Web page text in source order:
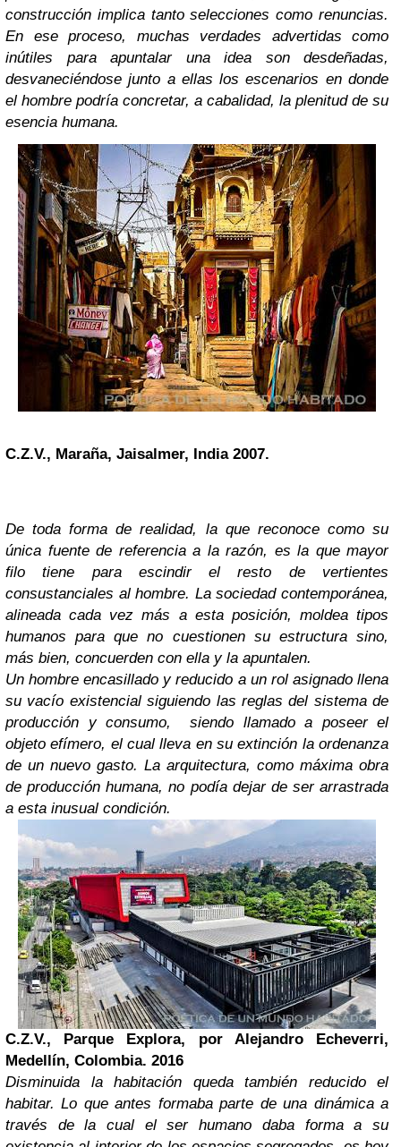
construcción implica tanto selecciones como renuncias.
En ese proceso, muchas verdades advertidas como
inútiles para apuntalar una idea son desdeñadas,
desvaneciéndose junto a ellas los escenarios en donde
el hombre podría concretar, a cabalidad, la plenitud de su
esencia humana.
C.Z.V., Maraña, Jaisalmer, India 2007.
De toda forma de realidad, la que reconoce como su
única fuente de referencia a la razón, es la que mayor
filo tiene para escindir el resto de vertientes
consustanciales al hombre. La sociedad contemporánea,
alineada cada vez más a esta posición, moldea tipos
humanos para que no cuestionen su estructura sino,
más bien, concuerden con ella y la apuntalen.
Un hombre encasillado y reducido a un rol asignado llena
su vacío existencial siguiendo las reglas del sistema de
producción y consumo, siendo llamado a poseer el
objeto efímero, el cual lleva en su extinción la ordenanza
de un nuevo gasto. La arquitectura, como máxima obra
de producción humana, no podía dejar de ser arrastrada
a esta inusual condición.
C.Z.V., Parque Explora, por Alejandro Echeverri,
Medellín, Colombia. 2016
Disminuida la habitación queda también reducido el
habitar. Lo que antes formaba parte de una dinámica a
través de la cual el ser humano daba forma a su